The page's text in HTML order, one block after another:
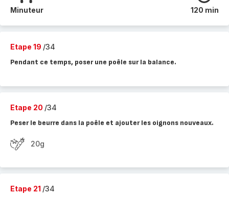
Minuteur 120 min
Etape 19 /34
Pendant ce temps, poser une poêle sur la balance.
Etape 20 /34
Peser le beurre dans la poêle et ajouter les oignons nouveaux.
20g
Etape 21 /34